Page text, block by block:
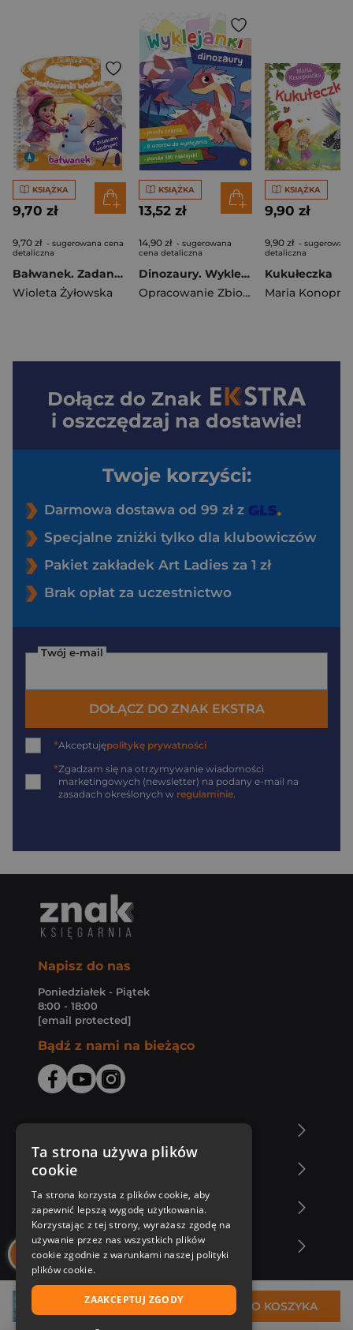
7,88 zł DO KOSZYKA
KSIĄŻKA
9,70 zł
9,70 zł - sugerowana cena
detaliczna
Bałwanek. Zadanka & malowanki wodne
Wioleta Żyłowska
KSIĄŻKA
13,52 zł
14,90 zł - sugerowana
cena detaliczna
Dinozaury. Wyklejanki
Opracowanie Zbiorowe
KSIĄŻKA
9,90 zł
9,90 zł -
detaliczna
Kukułeczka
Maria
Dołącz do Znak
i oszczędzaj na dostawie!
Twoje korzyści:
Darmowa dostawa od 99 zł z
Specjalne zniżki tylko dla klubowiczów
Pakiet zakładek Art Ladies za 1 zł
Brak opłat za uczestnictwo
Twój e-mail
DOŁĄCZ DO ZNAK EKSTRA
*Akceptujępolitykę prywatności
*Zgadzam się na otrzymywanie wiadomości
marketingowych (newsletter) na podany e-mail na
zasadach określonych w regulaminie.
Napisz do nas
Poniedziałek - Piątek
8:00 - 18:00
[email protected]
Bądź z nami na bieżąco
Zakupy u nas
Nasza oferta
Nasi autorzy
Ta strona używa plików
cookie
Ta strona korzysta z plików cookie, aby
zapewnić lepszą wygodę użytkowania.
Korzystając z tej strony, wyrażasz zgodę na
używanie przez nas wszystkich plików
cookie zgodnie z warunkami naszej polityki
plików cookie.
ZAAKCEPTUJ ZGODY